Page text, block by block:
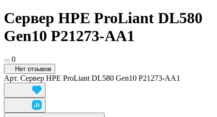
Сервер HPE ProLiant DL580
Gen10 P21273-AA1
0
Нет отзывов
Арт. Сервер HPE ProLiant DL580 Gen10 P21273-AA1